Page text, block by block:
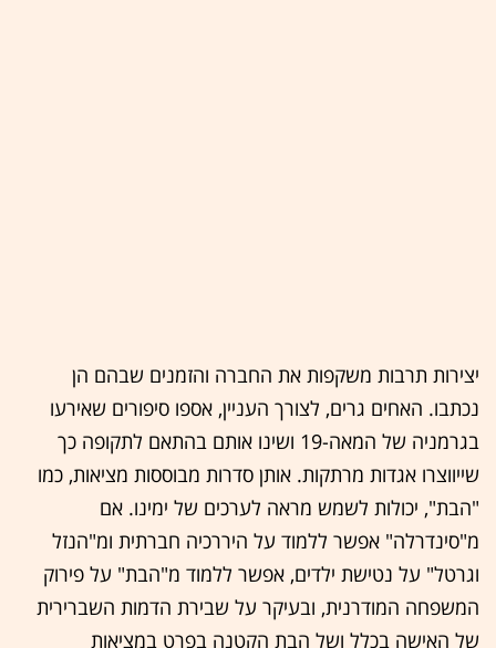
יצירות תרבות משקפות את החברה והזמנים שבהם הן
נכתבו. האחים גרים, לצורך העניין, אספו סיפורים שאירעו
בגרמניה של המאה-19 ושינו אותם בהתאם לתקופה כך
שייווצרו אגדות מרתקות. אותן סדרות מבוססות מציאות, כמו
"הבת", יכולות לשמש מראה לערכים של ימינו. אם
מ"סינדרלה" אפשר ללמוד על היררכיה חברתית ומ"הנזל
וגרטל" על נטישת ילדים, אפשר ללמוד מ"הבת" על פירוק
המשפחה המודרנית, ובעיקר על שבירת הדמות השברירית
של האישה בכלל ושל הבת הקטנה בפרט במציאות